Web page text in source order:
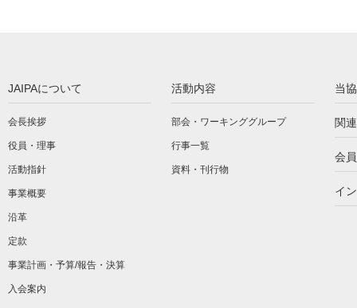
JAIPAについて
会長挨拶
役員・理事
活動指針
事業概要
沿革
定款
事業計画・予算/報告・決算
入会案内
活動内容
部会・ワーキンググループ
行事一覧
資料・刊行物
当
関
会
イ